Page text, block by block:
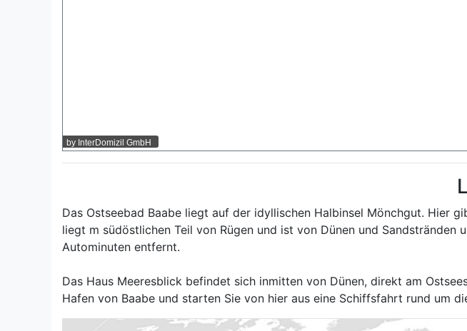
Das Ostseebad Baabe liegt auf der idyllischen Halbinsel Mönchgut. Hier
liegt m südöstlichen Teil von Rügen und ist von Dünen und
Autominuten entfernt.
Das Haus Meeresblick befindet sich inmitten von Dünen, direkt am
Hafen von Baabe und starten Sie von hier aus eine Schiffsfahrt rund um